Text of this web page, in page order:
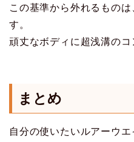
この基準から外れるもの
す。
頑丈なボディに超浅溝のコ
まとめ
自分の使いたいルアーウエ